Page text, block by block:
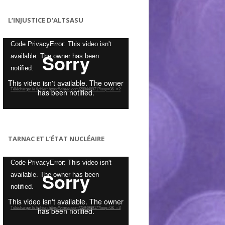
L’INJUSTICE D’ALTSASU
Lecteur
vidéo
Code PrivacyError: This video isn't
available. The owner has been
notified.
Télécharger le fichier: https://vimeo.com/288448971?loop=0&_=2
TARNAC ET L’ÉTAT NUCLÉAIRE
Lecteur
vidéo
Code PrivacyError: This video isn't
available. The owner has been
notified.
Télécharger le fichier: https://vimeo.com/259499917?loop=0&_=3